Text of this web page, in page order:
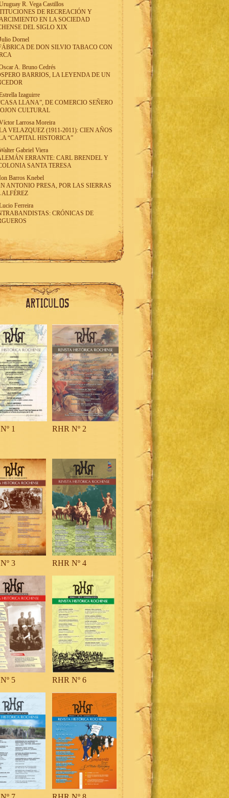
R. Vega Castillos
DE RECREACIÓN Y
EN LA SOCIEDAD
DEL SIGLO XIX
Dornel
DE DON SILVIO TABACO CON
A. Bruno Cedrés
BARRIOS, LA LEYENDA DE UN
Izaguirre
LLANA”, DE COMERCIO SEÑERO
CULTURAL
Larrosa Moreira
VELAZQUEZ (1911-2011): CIEN AÑOS
“CAPITAL HISTORICA”
Gabriel Viera
ERRANTE: CARL BRENDEL Y
SANTA TERESA
Barros Knebel
ANTONIO PRESA, POR LAS SIERRAS
ALFÉREZ
Ferreira
CRÓNICAS DE
1 RHR Nº 2
3 RHR Nº 4
5 RHR Nº 6